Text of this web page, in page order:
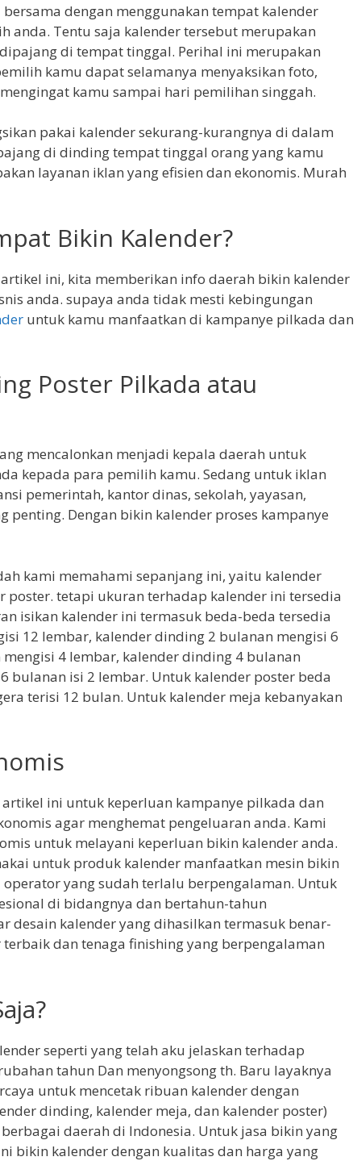
dengan menggunakan tempat kalender
anda. Tentu saja kalender tersebut merupakan
di tempat tinggal. Perihal ini merupakan
kamu dapat selamanya menyaksikan foto,
kamu sampai hari pemilihan singgah.
pakai kalender sekurang-kurangnya di dalam
di dinding tempat tinggal orang yang kamu
layanan iklan yang efisien dan ekonomis. Murah
Bikin Kalender?
ini, kita memberikan info daerah bikin kalender
anda. supaya anda tidak mesti kebingungan
untuk kamu manfaatkan di kampanye pilkada dan
Poster Pilkada atau
mencalonkan menjadi kepala daerah untuk
kepada para pemilih kamu. Sedang untuk iklan
pemerintah, kantor dinas, sekolah, yayasan,
penting. Dengan bikin kalender proses kampanye
kami memahami sepanjang ini, yaitu kalender
poster. tetapi ukuran terhadap kalender ini tersedia
isikan kalender ini termasuk beda-beda tersedia
12 lembar, kalender dinding 2 bulanan mengisi 6
4 lembar, kalender dinding 4 bulanan
bulanan isi 2 lembar. Untuk kalender poster beda
terisi 12 bulan. Untuk kalender meja kebanyakan
ini untuk keperluan kampanye pilkada dan
agar menghemat pengeluaran anda. Kami
untuk melayani keperluan bikin kalender anda.
untuk produk kalender manfaatkan mesin bikin
yang sudah terlalu berpengalaman. Untuk
di bidangnya dan bertahun-tahun
desain kalender yang dihasilkan termasuk benar-
dan tenaga finishing yang berpengalaman
seperti yang telah aku jelaskan terhadap
tahun Dan menyongsong th. Baru layaknya
untuk mencetak ribuan kalender dengan
dinding, kalender meja, dan kalender poster)
daerah di Indonesia. Untuk jasa bikin yang
bikin kalender dengan kualitas dan harga yang